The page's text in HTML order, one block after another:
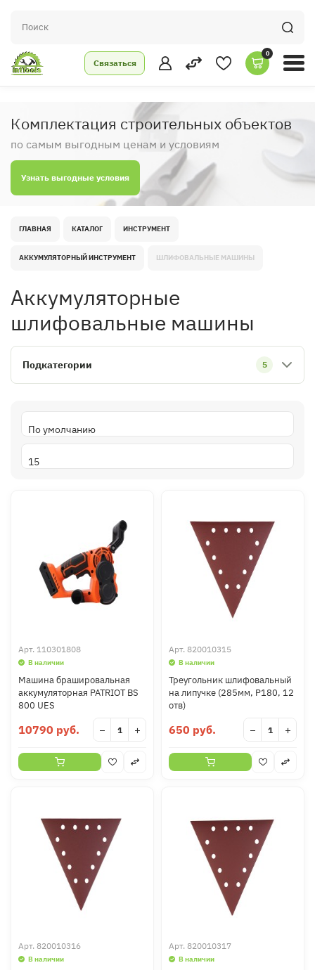
Связаться
0
Комплектация строительных объектов
по самым выгодным ценам и условиям
Узнать выгодные условия
ГЛАВНАЯ КАТАЛОГ ИНСТРУМЕНТ
АККУМУЛЯТОРНЫЙ ИНСТРУМЕНТ ШЛИФОВАЛЬНЫЕ МАШИНЫ
Аккумуляторные
шлифовальные машины
Подкатегории 5
Арт. 110301808
В наличии
Машина брашировальная
аккумуляторная PATRIOT BS
800 UES
10790 руб. − +
Арт. 820010315
В наличии
Треугольник шлифовальный
на липучке (285мм, Р180, 12
отв)
650 руб. − +
Арт. 820010316
В наличии
Арт. 820010317
В наличии